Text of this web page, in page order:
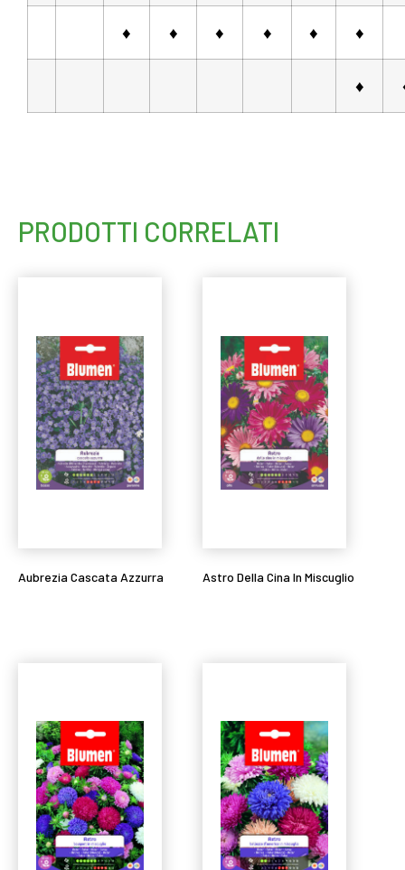
♦ ♦ ♦ ♦ ♦ ♦
♦
PRODOTTI CORRELATI
Aubrezia Cascata Azzurra Astro Della Cina In Miscuglio